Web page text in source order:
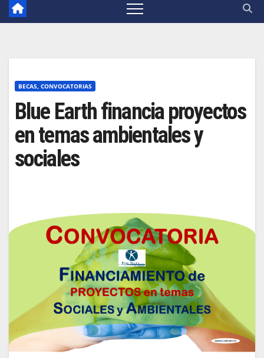
BECAS, CONVOCATORIAS
Blue Earth financia proyectos
en temas ambientales y
sociales